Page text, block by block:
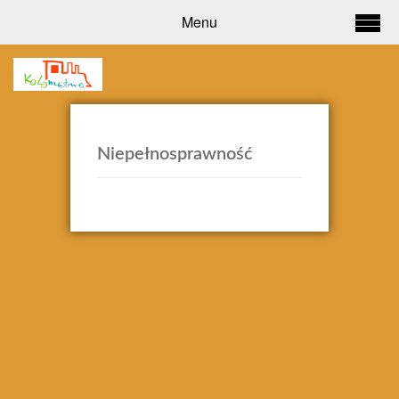
Menu
Niepełnosprawność